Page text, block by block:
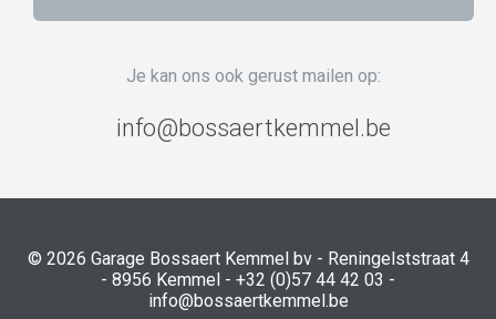
Je kan ons ook gerust mailen op:
info@bossaertkemmel.be
© 2026 Garage Bossaert Kemmel bv - Reningelststraat 4
- 8956 Kemmel - +32 (0)57 44 42 03 -
info@bossaertkemmel.be